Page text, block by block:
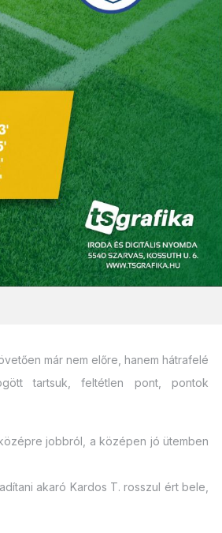
már nem előre, hanem hátrafelé
tartsuk, feltétlen pont, pontok
jobbról, a középen jó ütemben
akaró Kardos T. rosszul ért bele,